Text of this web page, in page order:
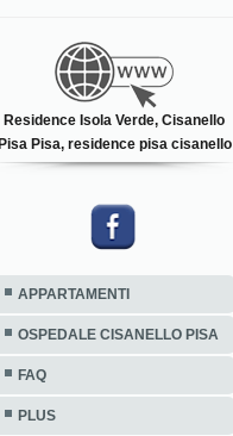
Residence Isola Verde, Cisanello
Pisa, residence pisa cisanello
APPARTAMENTI
OSPEDALE CISANELLO PISA
FAQ
PLUS